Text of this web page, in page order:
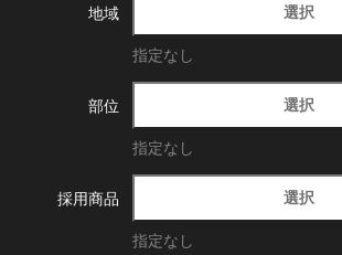
地域 選択
指定なし
部位 選択
指定なし
採用商品 選択
指定なし